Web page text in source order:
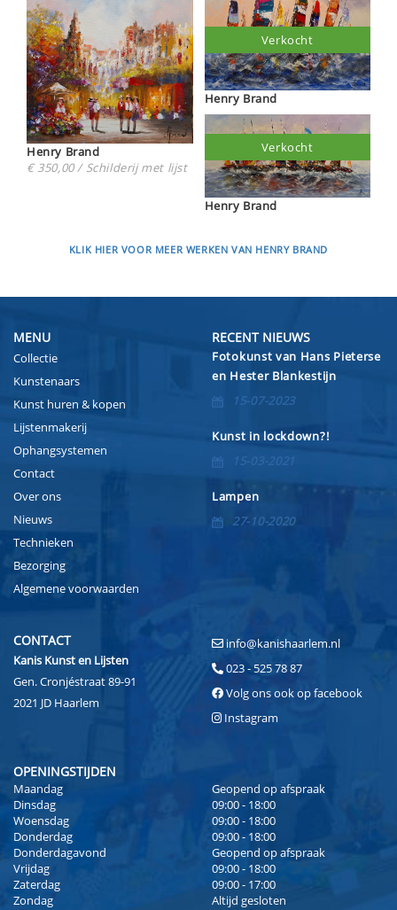
Henry Brand
€ 350,00 / Schilderij met lijst
Henry Brand
Verkocht
Henry Brand
Verkocht
KLIK HIER VOOR MEER WERKEN VAN HENRY BRAND
MENU
Collectie
Kunstenaars
Kunst huren & kopen
Lijstenmakerij
Ophangsystemen
Contact
Over ons
Nieuws
Technieken
Bezorging
Algemene voorwaarden
RECENT NIEUWS
Fotokunst van Hans Pieterse
en Hester Blankestijn
15-07-2023
Kunst in lockdown?!
15-03-2021
Lampen
27-10-2020
CONTACT
Kanis Kunst en Lijsten
Gen. Cronjéstraat 89-91
2021 JD Haarlem
info@kanishaarlem.nl
023 - 525 78 87
Volg ons ook op facebook
Instagram
OPENINGSTIJDEN
Maandag
Geopend op afspraak
Dinsdag
09:00 - 18:00
Woensdag
09:00 - 18:00
Donderdag
09:00 - 18:00
Donderdagavond
Geopend op afspraak
Vrijdag
09:00 - 18:00
Zaterdag
09:00 - 17:00
Zondag
Altijd gesloten